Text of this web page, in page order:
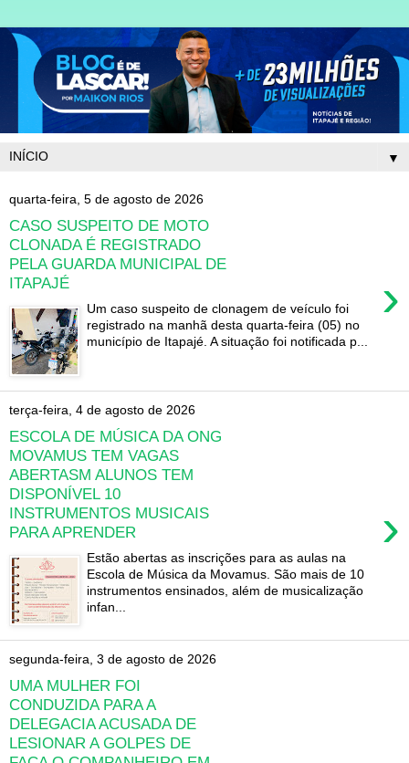
▼
quarta-feira, 5 de agosto de 2026
CASO SUSPEITO DE MOTO
CLONADA É REGISTRADO
PELA GUARDA MUNICIPAL DE
ITAPAJÉ
›
Um caso suspeito de clonagem de veículo foi
registrado na manhã desta quarta-feira (05) no
município de Itapajé. A situação foi notificada p...
terça-feira, 4 de agosto de 2026
ESCOLA DE MÚSICA DA ONG
MOVAMUS TEM VAGAS
ABERTASM ALUNOS TEM
DISPONÍVEL 10
INSTRUMENTOS MUSICAIS
PARA APRENDER
›
Estão abertas as inscrições para as aulas na
Escola de Música da Movamus. São mais de 10
instrumentos ensinados, além de musicalização
infan...
segunda-feira, 3 de agosto de 2026
UMA MULHER FOI
CONDUZIDA PARA A
DELEGACIA ACUSADA DE
LESIONAR A GOLPES DE